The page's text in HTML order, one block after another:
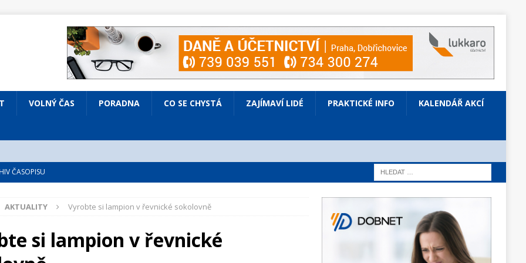
VOLNÝ ČAS PORADNA CO SE CHYSTÁ ZAJÍMAVÍ LIDÉ PRAKTICKÉ INFO KALENDÁŘ AKCÍ
ČASOPISU
VOLNÝ ČAS
Prodaná nevěsta
KULTURA
ve Všenorech KULTURA
AKTUALITY Vyrobte si lampion v řevnické sokolovně
si lampion v řevnické